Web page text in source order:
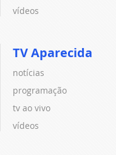
vídeos
TV Aparecida
notícias
programação
tv ao vivo
vídeos